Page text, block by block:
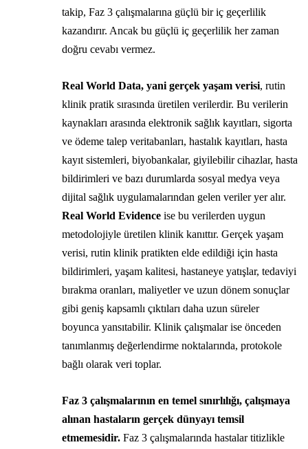
takip, Faz 3 çalışmalarına güçlü bir iç geçerlilik
kazandırır. Ancak bu güçlü iç geçerlilik her zaman
doğru cevabı vermez.
Real World Data, yani gerçek yaşam verisi, rutin
klinik pratik sırasında üretilen verilerdir. Bu verilerin
kaynakları arasında elektronik sağlık kayıtları, sigorta
ve ödeme talep veritabanları, hastalık kayıtları, hasta
kayıt sistemleri, biyobankalar, giyilebilir cihazlar, hasta
bildirimleri ve bazı durumlarda sosyal medya veya
dijital sağlık uygulamalarından gelen veriler yer alır.
Real World Evidence ise bu verilerden uygun
metodolojiyle üretilen klinik kanıttır. Gerçek yaşam
verisi, rutin klinik pratikten elde edildiği için hasta
bildirimleri, yaşam kalitesi, hastaneye yatışlar, tedaviyi
bırakma oranları, maliyetler ve uzun dönem sonuçlar
gibi geniş kapsamlı çıktıları daha uzun süreler
boyunca yansıtabilir. Klinik çalışmalar ise önceden
tanımlanmış değerlendirme noktalarında, protokole
bağlı olarak veri toplar.
Faz 3 çalışmalarının en temel sınırlılığı, çalışmaya
alınan hastaların gerçek dünyayı temsil
etmemesidir. Faz 3 çalışmalarında hastalar titizlikle